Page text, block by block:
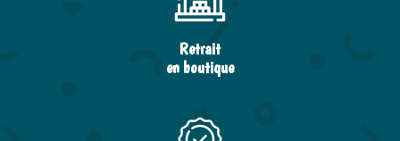
Retrait
en boutique